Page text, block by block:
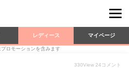
レディース マイページ
ロモーションを含みます
330View 24 コメント